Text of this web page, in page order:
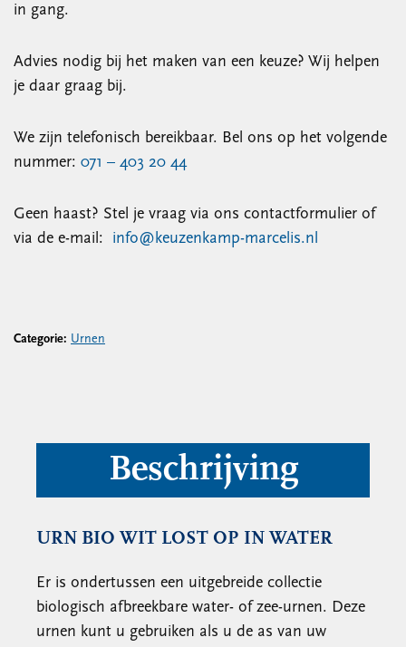
in gang.
Advies nodig bij het maken van een keuze? Wij helpen
je daar graag bij.
We zijn telefonisch bereikbaar. Bel ons op het volgende
nummer: 071 – 403 20 44
Geen haast? Stel je vraag via ons contactformulier of
via de e-mail: info@keuzenkamp-marcelis.nl
Categorie: Urnen
Beschrijving
URN BIO WIT LOST OP IN WATER
Er is ondertussen een uitgebreide collectie
biologisch afbreekbare water- of zee-urnen. Deze
urnen kunt u gebruiken als u de as van uw